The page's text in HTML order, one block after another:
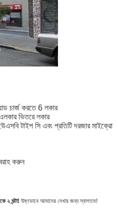
চার্জ করতে 6 লকার
ভিতরে লকার
টাইপ সি এবং প্রতিটি দরজার মাইক্রো
করুন
২ ঘন্টা! উষ্ণভাবে আমাদের দেখার জন্য স্বাগতম!